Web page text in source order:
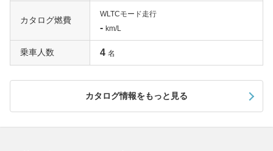
カタログ燃費
WLTCモード走行
- km/L
乗車人数 4 名
カタログ情報をもっと見る